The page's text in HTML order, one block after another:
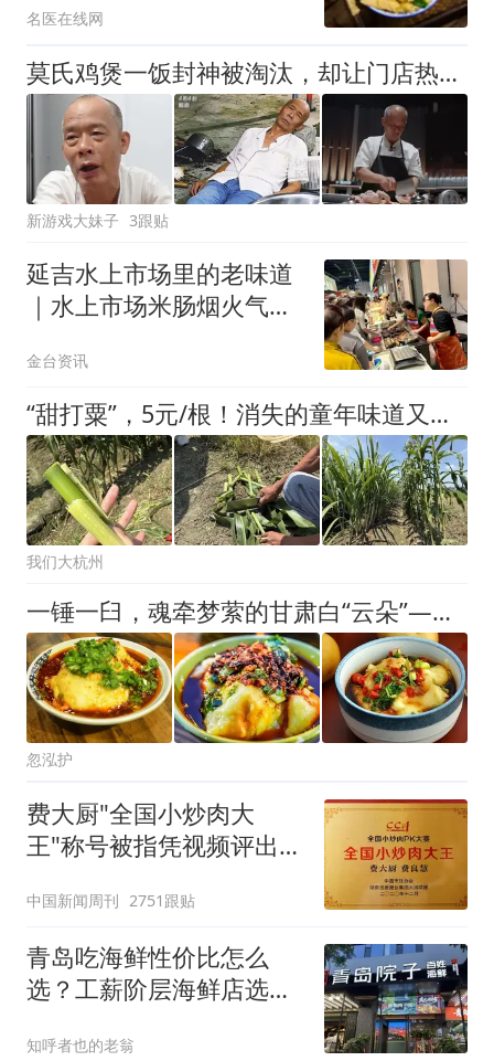
名医在线网
莫氏鸡煲一饭封神被淘汰，却让门店热度回归，每天都有100多桌
新游戏大妹子 3跟贴
延吉水上市场里的老味道
｜水上市场米肠烟火气里
金台资讯
“甜打粟”，5元/根！消失的童年味道又回来了！
我们大杭州
一锤一臼，魂牵梦萦的甘肃白“云朵”——洋芋搅团
忽泓护
费大厨"全国小炒肉大
王"称号被指凭视频评出
中国新闻周刊 2751跟贴
青岛吃海鲜性价比怎么
选？工薪阶层海鲜店选购
知呼者也的老翁